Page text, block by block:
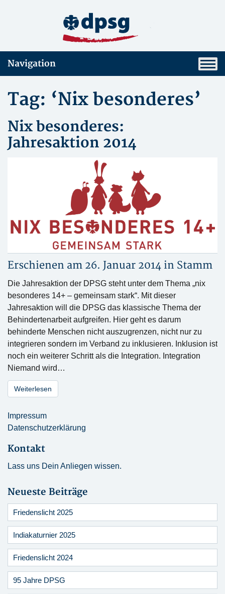
Navigation
Tag: ‘Nix besonderes’
Nix besonderes:
Jahresaktion 2014
Erschienen am 26. Januar 2014 in Stamm
Die Jahresaktion der DPSG steht unter dem Thema „nix
besonderes 14+ – gemeinsam stark“. Mit dieser
Jahresaktion will die DPSG das klassische Thema der
Behindertenarbeit aufgreifen. Hier geht es darum
behinderte Menschen nicht auszugrenzen, nicht nur zu
integrieren sondern im Verband zu inklusieren. Inklusion ist
noch ein weiterer Schritt als die Integration. Integration
Niemand wird…
Weiterlesen
Impressum
Datenschutzerklärung
Kontakt
Lass uns Dein Anliegen wissen.
Neueste Beiträge
Friedenslicht 2025
Indiakaturnier 2025
Friedenslicht 2024
95 Jahre DPSG